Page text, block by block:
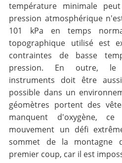
température minimale
pression atmosphérique
101 kPa en temps
topographique utilisé est
contraintes de basse
pression. En outre, le
instruments doit être
possible dans un
géomètres portent des
manquent d'oxygène,
mouvement un défi
sommet de la montagne
premier coup, car il est